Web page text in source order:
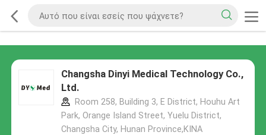
Changsha Dinyi Medical Technology Co.,
Ltd.
Room 258, Building 3, E District, Houhu Art
Park, Orange Island Street, Yuelu District,
Changsha City, Hunan Province,ΚΙΝΑ